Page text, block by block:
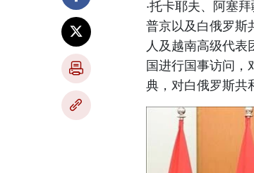
·托卡耶夫、阿塞
普京以及白俄罗斯
人及越南高级代
国进行国事访问，
典，对白俄罗斯共